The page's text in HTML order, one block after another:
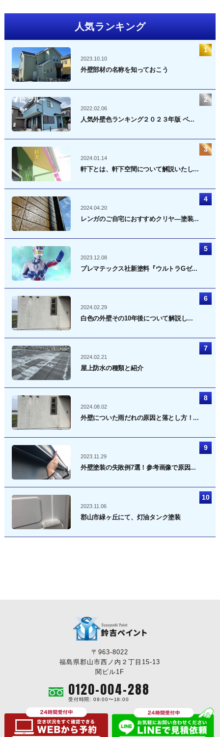
人気ランキング
2023.10.10
外壁部材の名称を知っておこう
2022.02.06
人気外壁色ランキング２０２３年版 ベ...
2024.01.14
軒下とは、軒下空間について解説いたし...
2024.04.20
レンガのご自宅におすすめクリヤ―塗装...
2023.12.08
プレマテックス社新塗料『ウルトラGゼ...
2024.02.29
白色の外壁その10年後について解説し...
2024.02.21
屋上防水の種類と紹介
2024.08.02
外壁についた雨だれの原因と落とし方！...
2023.11.29
外壁塗装の失敗例7選！参考画像で原因...
2023.11.06
郡山市緑ヶ丘にて、灯油タンク塗装
〒963-8022
福島県郡山市西ノ内２丁目15-13
関ビル1F
0120-004-288
受付時間: 09:00〜18:00